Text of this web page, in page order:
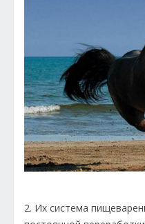
2. Их система